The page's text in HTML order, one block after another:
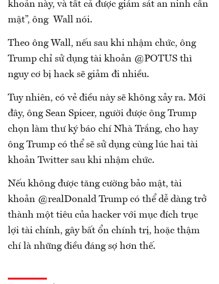
khoản này, và tất cả được giám sát an ninh cẩn
mật”, ông Wall nói.
Theo ông Wall, nếu sau khi nhậm chức, ông
Trump chỉ sử dụng tài khoản @POTUS thì
nguy cơ bị hack sẽ giảm đi nhiều.
Tuy nhiên, có vẻ điều này sẽ không xảy ra. Mới
đây, ông Sean Spicer, người được ông Trump
chọn làm thư ký báo chí Nhà Trắng, cho hay
ông Trump có thể sẽ sử dụng cùng lúc hai tài
khoản Twitter sau khi nhậm chức.
Nếu không được tăng cường bảo mật, tài
khoản @realDonald Trump có thể dễ dàng trở
thành một tiêu của hacker với mục đích trục
lợi tài chính, gây bất ổn chính trị, hoặc thậm
chí là những điều đáng sợ hơn thế.